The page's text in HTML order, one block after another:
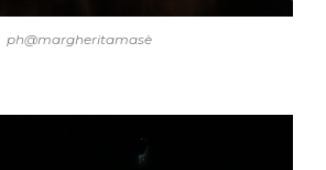
ph@margheritamasè